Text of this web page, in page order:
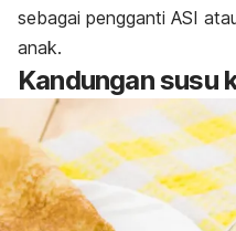
sebagai pengganti ASI
anak.
Kandungan susu